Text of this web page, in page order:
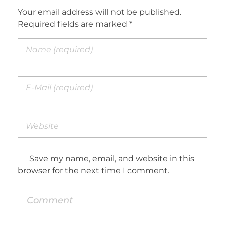
Your email address will not be published.
Required fields are marked *
Save my name, email, and website in this
browser for the next time I comment.